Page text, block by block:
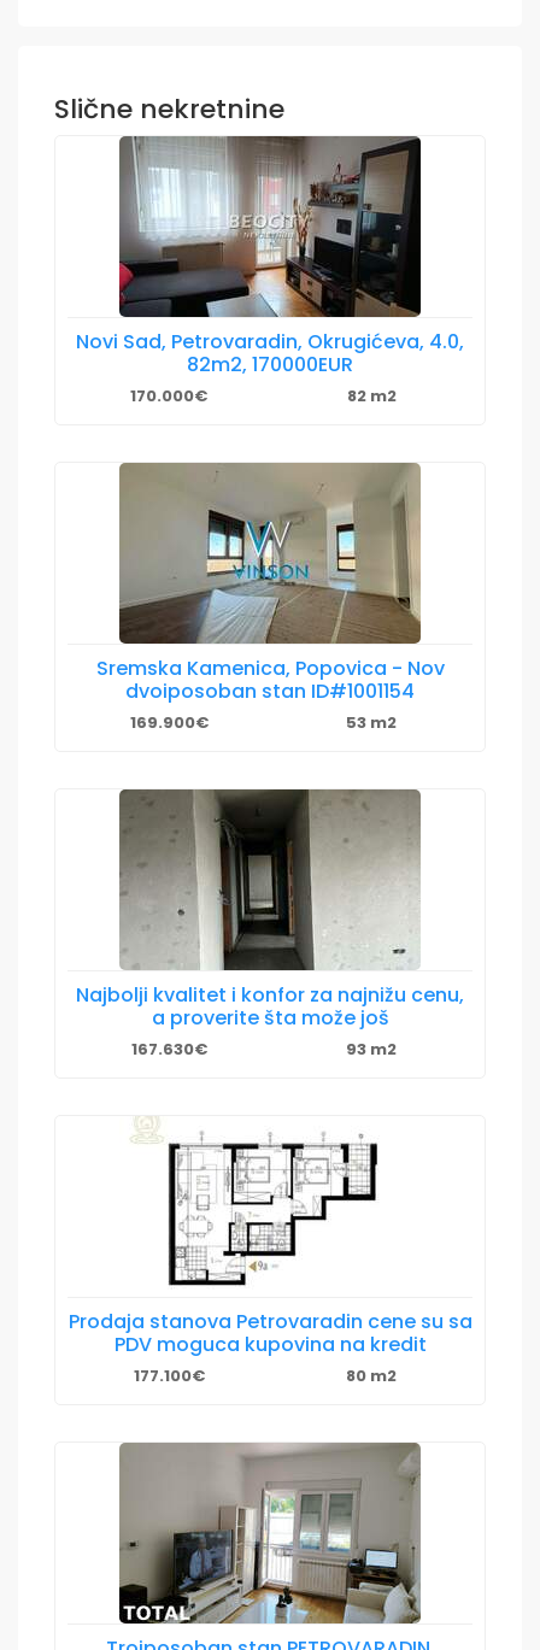
Slične nekretnine
Novi Sad, Petrovaradin, Okrugićeva, 4.0,
82m2, 170000EUR
170.000€ 82 m2
Sremska Kamenica, Popovica - Nov
dvoiposoban stan ID#1001154
169.900€ 53 m2
Najbolji kvalitet i konfor za najnižu cenu,
a proverite šta može još
167.630€ 93 m2
Prodaja stanova Petrovaradin cene su sa
PDV moguca kupovina na kredit
177.100€ 80 m2